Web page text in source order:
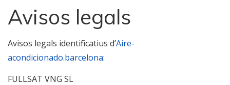
Avisos legals
Avisos legals identificatius d’Aire-
acondicionado.barcelona:
FULLSAT VNG SL